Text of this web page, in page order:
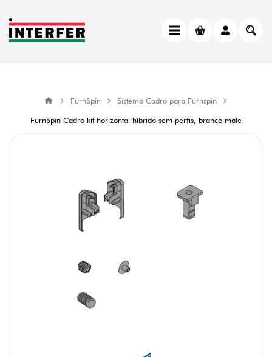
FurnSpin
Sistema Cadro para Furnspin
FurnSpin Cadro kit horizontal híbrido sem perfis, branco mate